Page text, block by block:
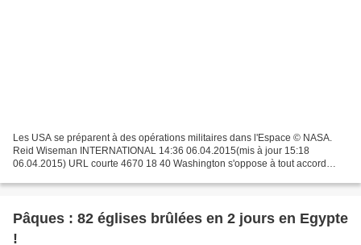
Les USA se préparent à des opérations militaires dans l'Espace © NASA.
Reid Wiseman INTERNATIONAL 14:36 06.04.2015(mis à jour 15:18
06.04.2015) URL courte 4670 18 40 Washington s'oppose à tout accord
Pâques : 82 églises brûlées en 2 jours en Egypte
!